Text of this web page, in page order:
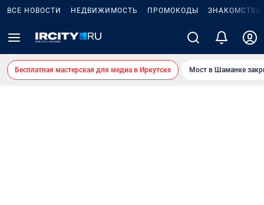
ВСЕ НОВОСТИ НЕДВИЖИМОСТЬ ПРОМОКОДЫ ЗНАКОМСТВА
Бесплатная мастерская для медиа в Иркутске Мост в Шаманке